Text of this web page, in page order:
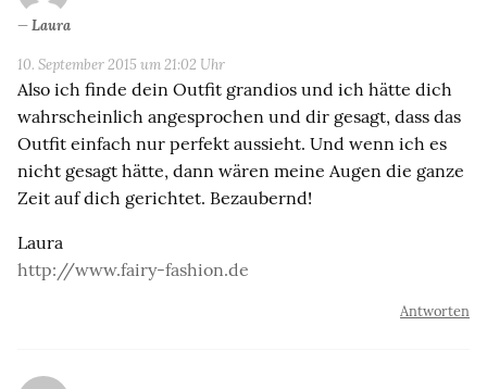
Laura
10. September 2015 um 21:02 Uhr
Also ich finde dein Outfit grandios und ich hätte dich
wahrscheinlich angesprochen und dir gesagt, dass das
Outfit einfach nur perfekt aussieht. Und wenn ich es
nicht gesagt hätte, dann wären meine Augen die ganze
Zeit auf dich gerichtet. Bezaubernd!
Laura
http://www.fairy-fashion.de
Antworten